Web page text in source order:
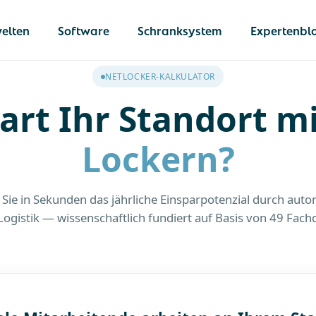
von Dokumenten &
Schließfächer
IT-Geräte
Netlocker
Die
Lösung für
Software Schranksystem
NETLOCKER-KALKULATOR
Ihr Standort
Lockern?
in Sekunden das jährliche Einsparpotenzial durch
— wissenschaftlich fundiert auf Basis von 49